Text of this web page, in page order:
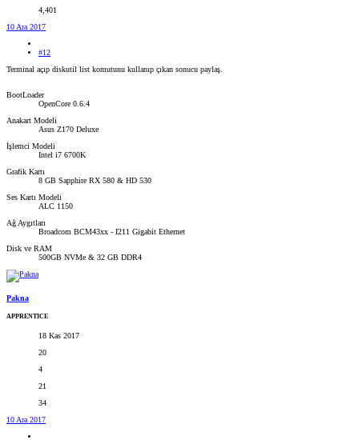
4,401
10 Ara 2017
#12
Terminal açıp diskutil list komutunu kullanıp çıkan sonucu paylaş.
BootLoader
OpenCore 0.6.4
Anakart Modeli
Asus Z170 Deluxe
İşlemci Modeli
Intel i7 6700K
Grafik Kartı
8 GB Sapphire RX 580 & HD 530
Ses Kartı Modeli
ALC 1150
Ağ Aygıtları
Broadcom BCM43xx - I211 Gigabit Ethernet
Disk ve RAM
500GB NVMe & 32 GB DDR4
Pakna
APPRENTICE
18 Kas 2017
20
4
21
34
10 Ara 2017